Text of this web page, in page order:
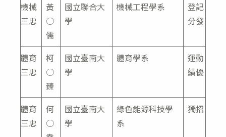
機械
三忠
黃
○
儒
國立聯合大
學
機械工程學系
登記
分發
體育
三忠
柯
○
臻
國立臺南大
學
體育學系
運動
績優
體育
三忠
何
○
國立臺南大
學
綠色能源科技學
系
獨招